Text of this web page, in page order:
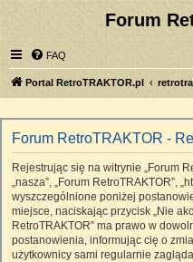
Forum
FAQ
Portal RetroTRAKTOR.pl
Forum RetroTRAKTOR -
Rejestrując się na witrynie „Forum
„nasza”, „Forum RetroTRAKTOR”,
wyszczególnione poniżej
miejsce, naciskając przycisk „Nie
RetroTRAKTOR” ma prawo w
postanowienia, informując cię o
użytkownicy sami regularnie